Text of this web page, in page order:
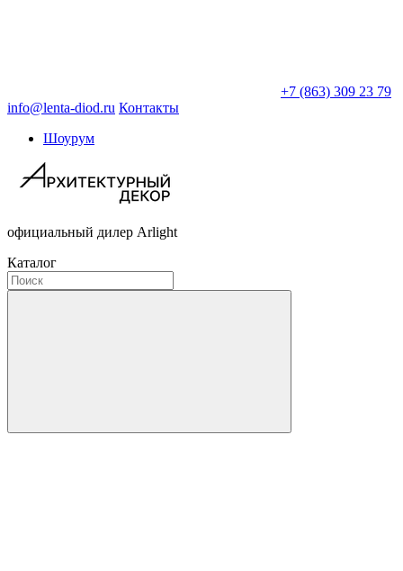
+7 (863) 309 23 79
info@lenta-diod.ru Контакты
Шоурум
официальный дилер Arlight
Каталог